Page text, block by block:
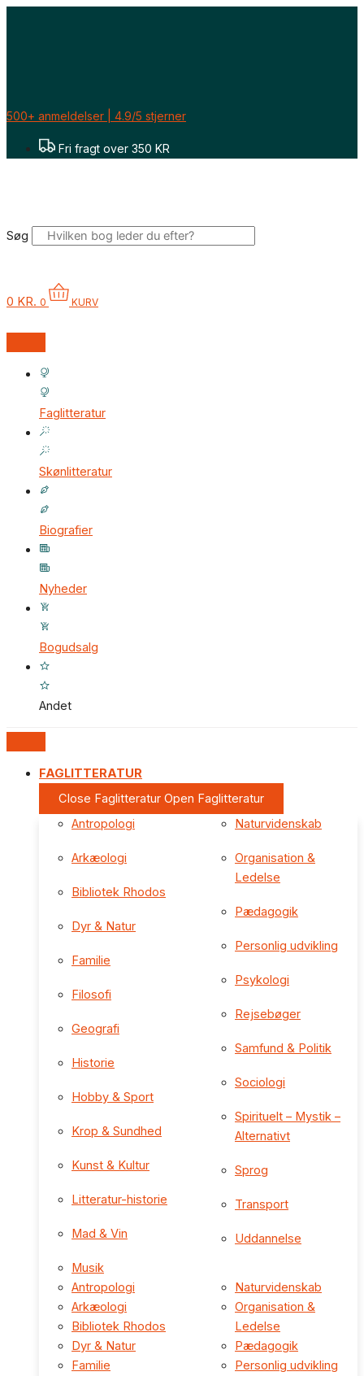
Gå
500+ anmeldelser | 4.9/5 stjerner
Fri fragt over 350 KR
Søg
0 KR. 0 KURV
Faglitteratur
Skønlitteratur
Biografier
Nyheder
Bogudsalg
Andet
FAGLITTERATUR
Close Faglitteratur Open Faglitteratur
Antropologi
Arkæologi
Bibliotek Rhodos
Dyr & Natur
Familie
Filosofi
Geografi
Historie
Hobby & Sport
Krop & Sundhed
Kunst & Kultur
Litteratur-historie
Mad & Vin
Musik
Naturvidenskab
Organisation &
Ledelse
Pædagogik
Personlig udvikling
Psykologi
Rejsebøger
Samfund & Politik
Sociologi
Spirituelt – Mystik –
Alternativt
Sprog
Transport
Uddannelse
Antropologi
Arkæologi
Bibliotek Rhodos
Dyr & Natur
Familie
Naturvidenskab
Organisation &
Ledelse
Pædagogik
Personlig udvikling